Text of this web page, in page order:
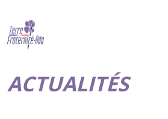
ACTUALITÉS